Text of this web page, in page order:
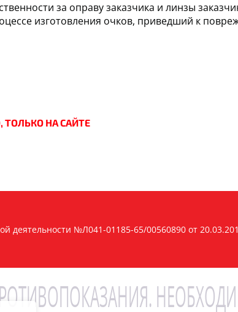
за оправу заказчика и линзы
изготовления очков, приведший к
НА САЙТЕ
деятельности №Л041-01185-65/00560890 от